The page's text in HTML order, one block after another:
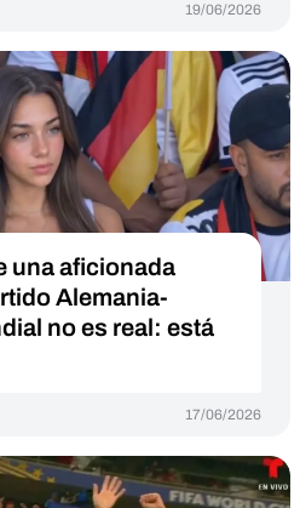
19/06/2026
una aficionada
Alemania-
no es real: está
17/06/2026